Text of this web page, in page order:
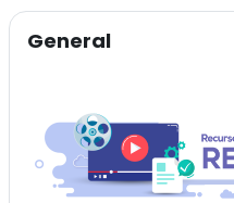
Perfilado de sección
General